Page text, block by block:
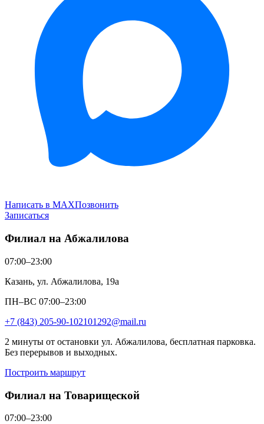
Написать в MAXПозвонить
Записаться
Филиал на Абжалилова
07:00–23:00
Казань, ул. Абжалилова, 19а
ПН–ВС 07:00–23:00
+7 (843) 205-90-102101292@mail.ru
2 минуты от остановки ул. Абжалилова, бесплатная парковка.
Без перерывов и выходных.
Построить маршрут
Филиал на Товарищеской
07:00–23:00